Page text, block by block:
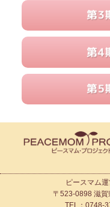
ピースマム
〒523-0898 滋賀